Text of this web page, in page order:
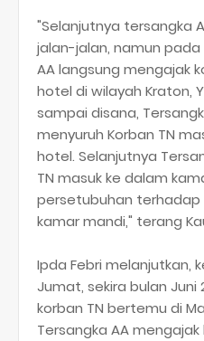
"Selanjutnya tersangka
jalan-jalan, namun
AA langsung mengajak
hotel di wilayah Kraton,
sampai disana,
menyuruh Korban TN
hotel. Selanjutnya
TN masuk ke dalam
persetubuhan terhadap
kamar mandi," terang
Ipda Febri melanjutkan,
Jumat, sekira bulan Juni
korban TN bertemu di
Tersangka AA